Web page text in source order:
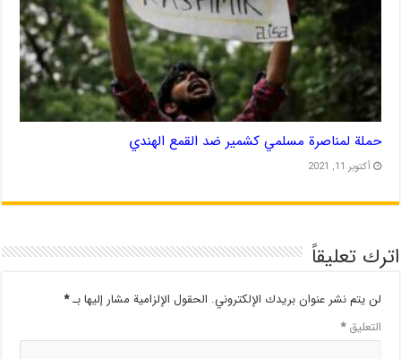
حملة لمناصرة مسلمي كشمير ضد القمع الهندي
أكتوبر 11, 2021
اترك تعليقاً
لن يتم نشر عنوان بريدك الإلكتروني. الحقول الإلزامية مشار إليها بـ*
التعليق*